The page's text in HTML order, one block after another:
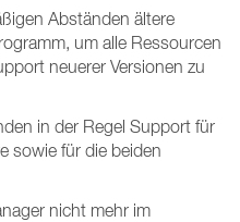
Abständen ältere
um alle Ressourcen
neuerer Versionen zu
in der Regel Support für
sowie für die beiden
nicht mehr im